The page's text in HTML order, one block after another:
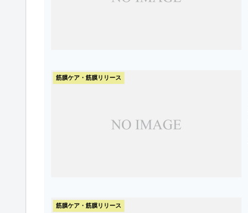
筋膜ケア・筋膜リリース
筋膜ケア・筋膜リリース